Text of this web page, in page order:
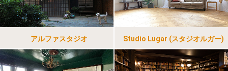
アルファスタジオ Studio Lugar (スタジオルガー)